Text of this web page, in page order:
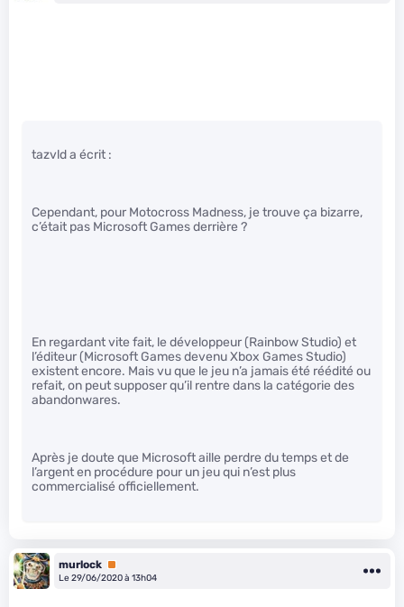
tazvld a écrit :
Cependant, pour Motocross Madness, je trouve ça bizarre,
c’était pas Microsoft Games derrière ?
En regardant vite fait, le développeur (Rainbow Studio) et
l’éditeur (Microsoft Games devenu Xbox Games Studio)
existent encore. Mais vu que le jeu n’a jamais été réédité ou
refait, on peut supposer qu’il rentre dans la catégorie des
abandonwares.
Après je doute que Microsoft aille perdre du temps et de
l’argent en procédure pour un jeu qui n’est plus
commercialisé officiellement.
murlock Premium
Le 29/06/2020 à 13h04